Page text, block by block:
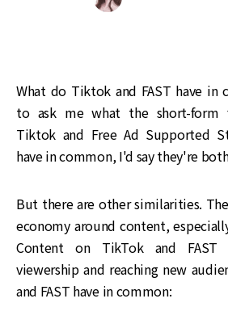
What do Tiktok and FAST have in
to ask me what the short-form
Tiktok and Free Ad Supported
have in common, I'd say they're
But there are other similarities.
economy around content,
Content on TikTok and
viewership and reaching new
and FAST have in common: